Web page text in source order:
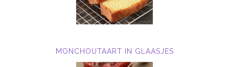
MONCHOUTAART IN GLAASJES